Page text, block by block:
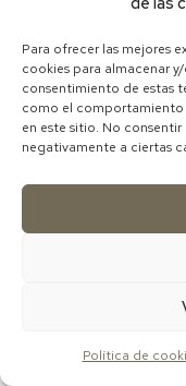
Para ofrecer las mejores
cookies para almacenar
consentimiento de estas
como el comportamiento
en este sitio. No
negativamente a ciertas
Política de